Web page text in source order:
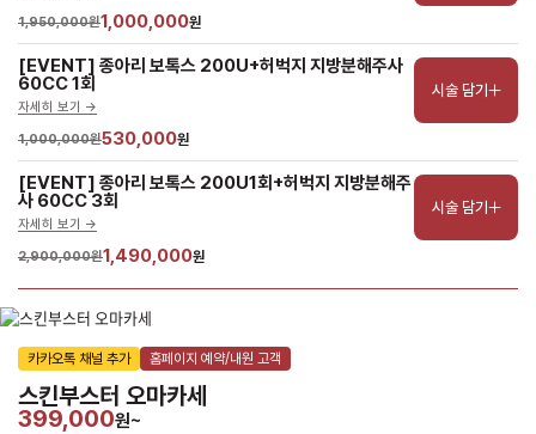
1,950,000원1,000,000원
[EVENT] 종아리 보톡스 200U+허벅지 지방분해주사
60CC 1회
자세히 보기 ->
1,000,000원530,000원
시술 담기
[EVENT] 종아리 보톡스 200U1회+허벅지 지방분해주
사 60CC 3회
자세히 보기 ->
2,900,000원1,490,000원
시술 담기
카카오톡 채널 추가 홈페이지 예약/내원 고객
스킨부스터 오마카세
399,000원~